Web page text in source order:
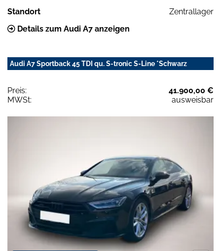
Standort
Zentrallager
Details zum Audi A7 anzeigen
Audi A7 Sportback 45 TDI qu. S-tronic S-Line *Schwarz
Preis:
41.900,00 €
MWSt:
ausweisbar